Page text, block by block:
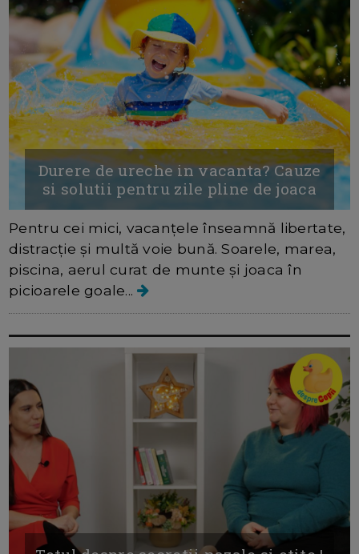
Durere de ureche in vacanta? Cauze
si solutii pentru zile pline de joaca
Pentru cei mici, vacanțele înseamnă libertate,
distracție și multă voie bună. Soarele, marea,
piscina, aerul curat de munte și joaca în
picioarele goale...